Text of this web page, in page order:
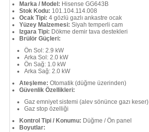
Marka / Model: Hisense GG643B
Stok Kodu: 101.104.114.008
Ocak Tipi: 4 gözlü gazlı ankastre ocak
Yüzey Malzemesi: Siyah temperli cam
Izgara Tipi: Dökme demir tava destekleri
Brülör Güçleri:
Ön Sol: 2.9 kW
Arka Sol: 2.0 kW
Ön Sağ: 1.0 kW
Arka Sağ: 2.0 kW
Ateşleme: Otomatik (düğme üzerinden)
Güvenlik Özellikleri:
Gaz emniyet sistemi (alev sönünce gazı keser)
Gaz stop özelliği
Kontrol Tipi / Konumu: Düğme / Ön panel
Boyutlar: